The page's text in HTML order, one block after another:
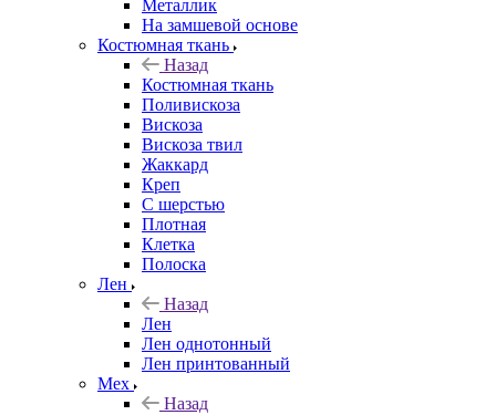
Металлик
На замшевой основе
Костюмная ткань
Назад
Костюмная ткань
Поливискоза
Вискоза
Вискоза твил
Жаккард
Креп
С шерстью
Плотная
Клетка
Полоска
Лен
Назад
Лен
Лен однотонный
Лен принтованный
Мех
Назад